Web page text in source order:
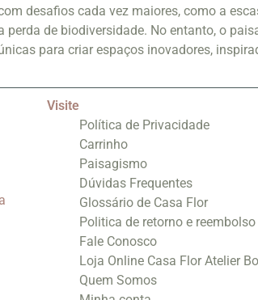
desafios cada vez maiores, como a
perda de biodiversidade. No entanto, o
para criar espaços inovadores,
Visite
Política de Privacidade
Carrinho
Paisagismo
Dúvidas Frequentes
Glossário de Casa Flor
Politica de retorno e reembolso
Fale Conosco
Loja Online Casa Flor Atelier
Quem Somos